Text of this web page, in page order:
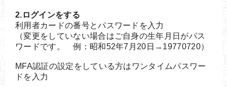
2.ログインをする
利用者カードの番号とパスワードを入力
（変更をしていない場合はご自身の生年月日がパス
ワードです。 例：昭和52年7月20日→19770720）
MFA認証の設定をしている方はワンタイムパスワー
ドを入力